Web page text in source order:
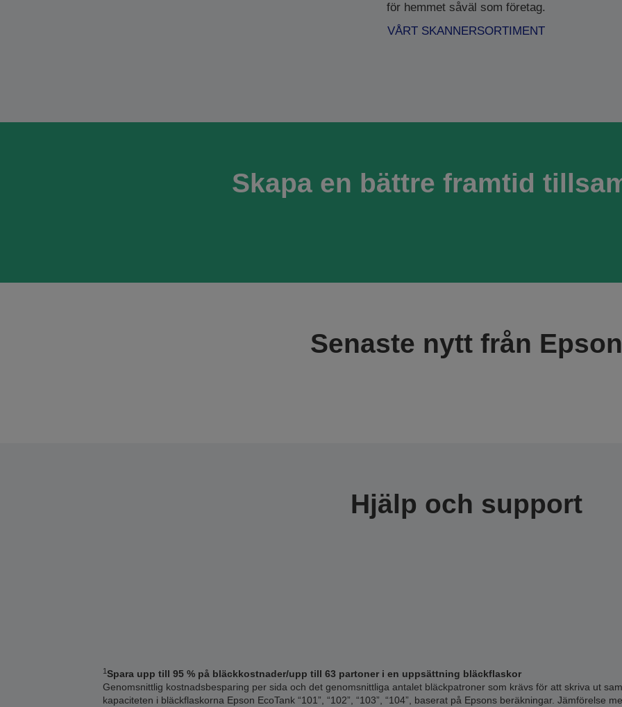
för hemmet såväl som företag.
VÅRT SKANNERSORTIMENT
Skapa en bättre framtid
Senaste nytt från Epson
Hjälp och support
1Spara upp till 95 % på bläckkostnader/upp till 63 partoner i en uppsättning bläckflaskor
Genomsnittlig kostnadsbesparing per sida och det genomsnittliga antalet bläckpatroner som krävs för att skriva ut
kapaciteten i bläckflaskorna Epson EcoTank “101”, “102”, “103”, “104”, baserat på Epsons beräkningar. Jämförelse